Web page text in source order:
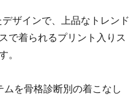
ザインで、上品なトレンド
で着られるプリント入りス
。
を骨格診断別の着こなし